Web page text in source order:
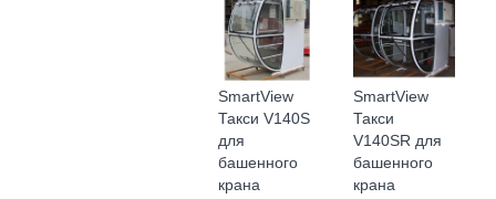
SmartView
Такси V140S
для
башенного
крана
SmartView
Такси
V140SR для
башенного
крана